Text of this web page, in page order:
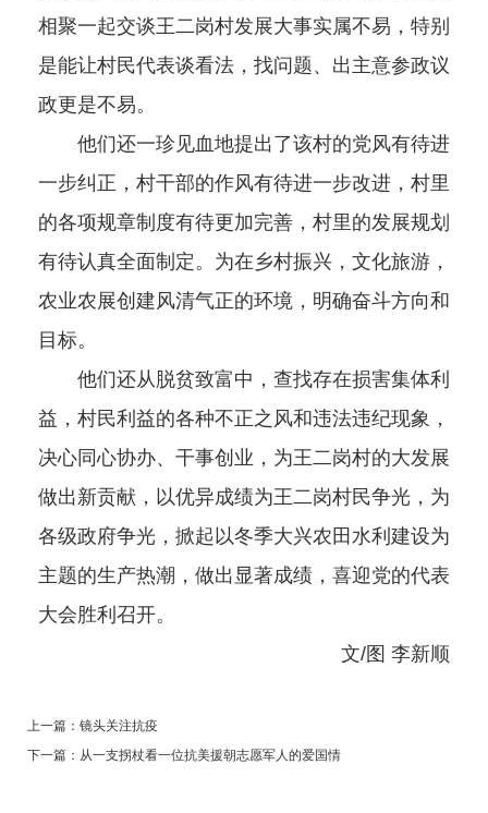
相聚一起交谈王二岗村发展大事实属不易，特别
是能让村民代表谈看法，找问题、出主意参政议
政更是不易。
他们还一珍见血地提出了该村的党风有待进
一步纠正，村干部的作风有待进一步改进，村里
的各项规章制度有待更加完善，村里的发展规划
有待认真全面制定。为在乡村振兴，文化旅游，
农业农展创建风清气正的环境，明确奋斗方向和
目标。
他们还从脱贫致富中，查找存在损害集体利
益，村民利益的各种不正之风和违法违纪现象，
决心同心协办、干事创业，为王二岗村的大发展
做出新贡献，以优异成绩为王二岗村民争光，为
各级政府争光，掀起以冬季大兴农田水利建设为
主题的生产热潮，做出显著成绩，喜迎党的代表
大会胜利召开。
文/图 李新顺
上一篇： 镜头关注抗疫
下一篇： 从一支拐杖看一位抗美援朝志愿军人的爱国情